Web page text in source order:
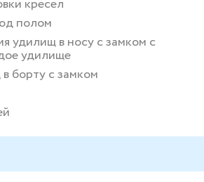
кресел
полом
удилищ в носу с замком с
удилище
борту с замком